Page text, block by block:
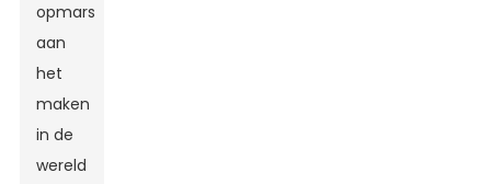
opmars
aan
het
maken
in de
wereld